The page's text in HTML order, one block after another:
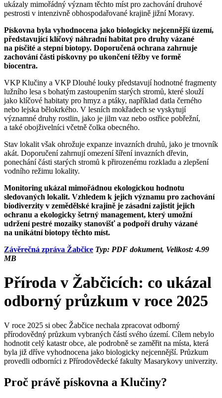
ukázaly mimořádný význam těchto míst pro zachování druhové
pestrosti v intenzivně obhospodařované krajině jižní Moravy.
Pískovna byla vyhodnocena jako biologicky nejcennější území,
představující klíčový náhradní habitat pro druhy vázané
na písčité a stepní biotopy. Doporučená ochrana zahrnuje
zachování části pískovny po ukončení těžby ve formě
biocentra.
VKP Klučiny a VKP Dlouhé louky představují hodnotné fragmenty
lužního lesa s bohatým zastoupením starých stromů, které slouží
jako klíčové habitaty pro hmyz a ptáky, například datla černého
nebo lejska bělokrkého. V lesních mokřadech se vyskytují
významné druhy rostlin, jako je jilm vaz nebo ostřice pobřežní,
a také obojživelníci včetně čolka obecného.
Stav lokalit však ohrožuje expanze invazních druhů, jako je trnovník
akát. Doporučení zahrnují omezení šíření invazních dřevin,
ponechání části starých stromů k přirozenému rozkladu a zlepšení
vodního režimu lokality.
Monitoring ukázal mimořádnou ekologickou hodnotu
sledovaných lokalit. Vzhledem k jejich významu pro zachování
biodiverzity v zemědělské krajině je zásadní zajistit jejich
ochranu a ekologicky šetrný management, který umožní
udržení pestré mozaiky stanovišť a podpoří druhy vázané
na unikátní biotopy těchto míst.
Závěrečná zpráva Žabčice Typ: PDF dokument, Velikost: 4.99
MB
Příroda v Žabčicích: co ukázal
odborný průzkum v roce 2025
V roce 2025 si obec Žabčice nechala zpracovat odborný
přírodovědný průzkum vybraných částí svého území. Cílem nebylo
hodnotit celý katastr obce, ale podrobně se zaměřit na místa, která
byla již dříve vyhodnocena jako biologicky nejcennější. Průzkum
provedli odborníci z Přírodovědecké fakulty Masarykovy univerzity.
Proč právě pískovna a Klučiny?